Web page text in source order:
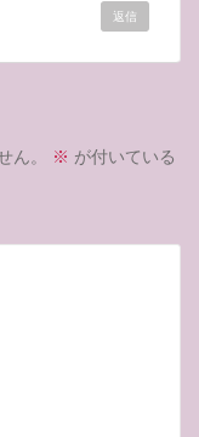
返信
。
※ が付いている